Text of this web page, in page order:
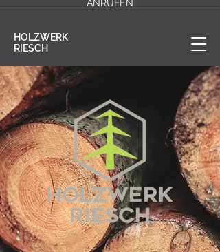
HOLZWERK
RIESCH
ANRUFEN